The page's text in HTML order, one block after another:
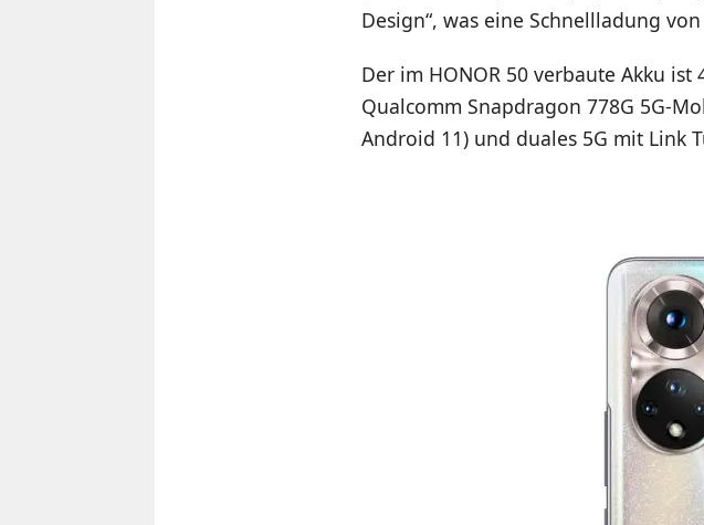
Design“, was eine Schnellladung
Der im HONOR 50 verbaute Akku
Qualcomm Snapdragon 778G 5G-
Android 11) und duales 5G mit Link